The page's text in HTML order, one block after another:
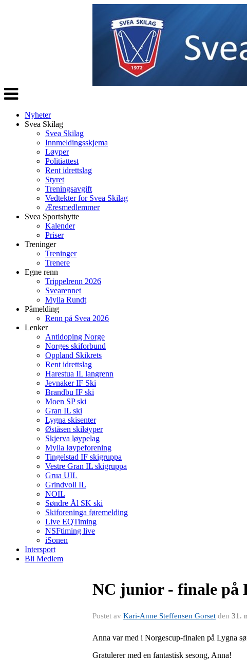
Veksle
navigasjon
Nyheter
Svea Skilag
Svea Skilag
Innmeldingsskjema
Løyper
Politiattest
Rent idrettslag
Styret
Treningsavgift
Vedtekter for Svea Skilag
Æresmedlemmer
Svea Sportshytte
Kalender
Priser
Treninger
Treninger
Trenere
Egne renn
Trippelrenn 2026
Svearennet
Mylla Rundt
Påmelding
Renn på Svea 2026
Lenker
Antidoping Norge
Norges skiforbund
Oppland Skikrets
Rent idrettslag
Harestua IL langrenn
Jevnaker IF Ski
Brandbu IF ski
Moen SP ski
Gran IL ski
Lygna skisenter
Øståsen skiløyper
Skjerva løypelag
Mylla løypeforening
Tingelstad IF skigruppa
Vestre Gran IL skigruppa
Grua UIL
Grindvoll IL
NOIL
Søndre Ål SK ski
Skiforeninga føremelding
Live EQTiming
NSFtiming live
iSonen
Intersport
Bli Medlem
NC junior - finale på
Postet av Kari-Anne Steffensen Gorset den 31.
Anna var med i Norgescup-finalen på Lygna
Gratulerer med en fantastisk sesong, Anna!